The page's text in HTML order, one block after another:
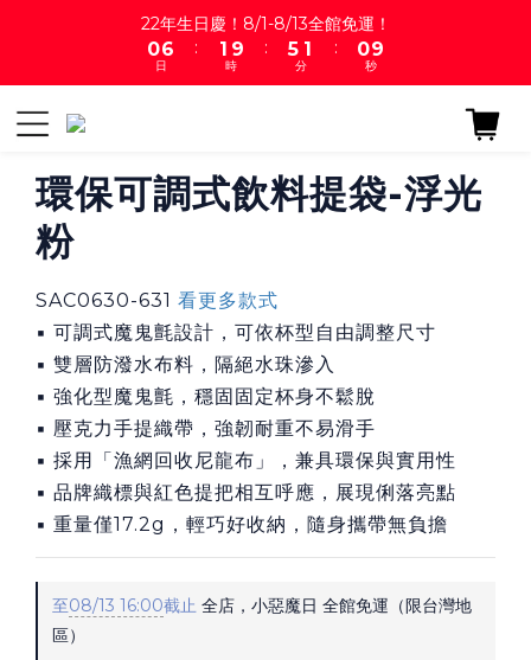
22年生日慶！8/1-8/13全館免運！
1
0
7
6
5
1
0
日
:
2
1
0
9
8
4
3
時
:
6
5
4
0
2
1
0
分
:
1
09
8
4
3
秒
環保可調式飲料提袋-浮光
粉
SAC0630-631 看更多款式
▪ 可調式魔鬼氈設計，可依杯型自由調整尺寸
▪ 雙層防潑水布料，隔絕水珠滲入
▪ 強化型魔鬼氈，穩固固定杯身不鬆脫
▪ 壓克力手提織帶，強韌耐重不易滑手
▪ 採用「漁網回收尼龍布」，兼具環保與實用性
▪ 品牌織標與紅色提把相互呼應，展現俐落亮點
▪ 重量僅17.2g，輕巧好收納，隨身攜帶無負擔
至08/13 16:00截止 全店，小惡魔日 全館免運（限台灣地
區）